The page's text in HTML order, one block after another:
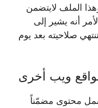
الملف لايتضمن
أنه يشير إلى
صلاحيته بعد يوم
ويب أخرى
محتوى مضمّناً